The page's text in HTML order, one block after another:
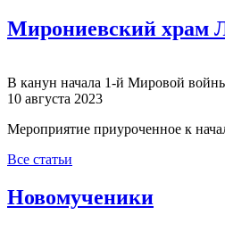
Мирониевский храм
В канун начала 1-й Мировой
10 августа 2023
Мероприятие приуроченное к
Все статьи
Новомученики